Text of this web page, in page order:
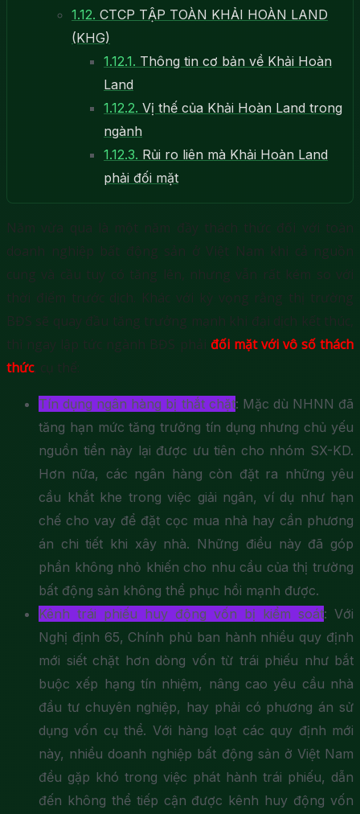
1.12. CTCP TẬP TOÀN KHẢI HOÀN LAND
(KHG)
1.12.1. Thông tin cơ bản về Khải Hoàn
Land
1.12.2. Vị thế của Khải Hoàn Land trong
ngành
1.12.3. Rủi ro liên mà Khải Hoàn Land
phải đối mặt
Năm vừa qua là một năm đầy thách thức đối với toàn
doanh nghiệp bất động sản ở Việt Nam khi cả nguồn
cung và cầu tuy có tăng lên, nhưng vẫn rất kém so với
thời điểm trước dịch. Khác với kỳ vọng rằng thị trường
BĐS sẽ quay đầu tăng trưởng mạnh khi đại dịch kết thúc,
thì ngay lập tức ngành BĐS phải đối mặt với vô số thách
thức, cụ thể:
Tín dụng ngân hàng bị thắt chặt: Mặc dù NHNN đã
tăng hạn mức tăng trưởng tín dụng nhưng chủ yếu
nguồn tiền này lại được ưu tiên cho nhóm SX-KD.
Hơn nữa, các ngân hàng còn đặt ra những yêu
cầu khắt khe trong việc giải ngân, ví dụ như hạn
chế cho vay để đặt cọc mua nhà hay cần phương
án chi tiết khi xây nhà. Những điều này đã góp
phần không nhỏ khiến cho nhu cầu của thị trường
bất động sản không thể phục hồi mạnh được.
Kênh trái phiếu huy động vốn bị kiểm soát: Với
Nghị định 65, Chính phủ ban hành nhiều quy định
mới siết chặt hơn dòng vốn từ trái phiếu như bắt
buộc xếp hạng tín nhiệm, nâng cao yêu cầu nhà
đầu tư chuyên nghiệp, hay phải có phương án sử
dụng vốn cụ thể. Với hàng loạt các quy định mới
này, nhiều doanh nghiệp bất động sản ở Việt Nam
đều gặp khó trong việc phát hành trái phiếu, dẫn
đến không thể tiếp cận được kênh huy động vốn